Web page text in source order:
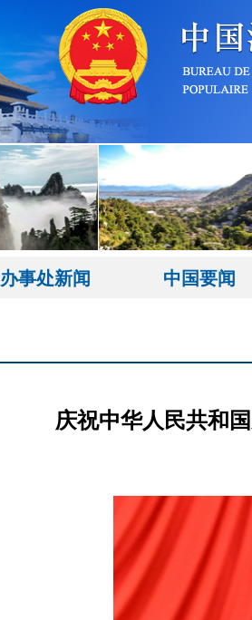
办事处新闻 中国要闻
庆祝中华人民共和